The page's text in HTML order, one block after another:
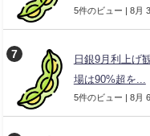
5件のビュー | 8月
日銀9月利上げ
場は90%超を...
5件のビュー | 8月